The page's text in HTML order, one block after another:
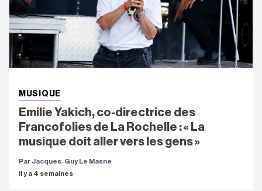
MUSIQUE
Emilie Yakich, co-directrice des
Francofolies de La Rochelle : « La
musique doit aller vers les gens »
Par Jacques-Guy Le Masne
Il y a 4 semaines